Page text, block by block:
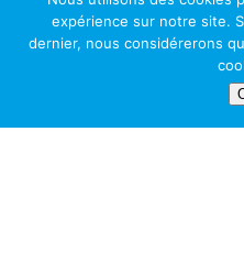
expérience sur notre site.
dernier, nous considérerons